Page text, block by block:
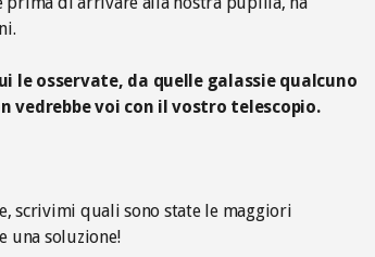
le osservate, da quelle galassie qualcuno
vedrebbe voi con il vostro telescopio.
scrivimi quali sono state le maggiori
una soluzione!